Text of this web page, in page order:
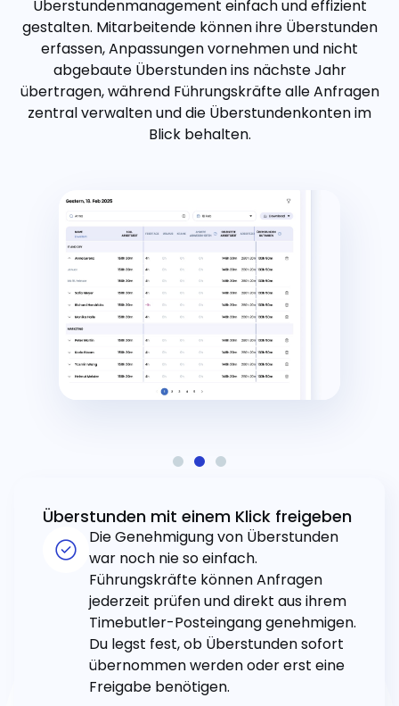
Überstundenmanagement einfach und effizient
gestalten. Mitarbeitende können ihre Überstunden
erfassen, Anpassungen vornehmen und nicht
abgebaute Überstunden ins nächste Jahr
übertragen, während Führungskräfte alle Anfragen
zentral verwalten und die Überstundenkonten im
Blick behalten.
Überstunden mit einem Klick freigeben
Die Genehmigung von Überstunden
war noch nie so einfach.
Führungskräfte können Anfragen
jederzeit prüfen und direkt aus ihrem
Timebutler-Posteingang genehmigen.
Du legst fest, ob Überstunden sofort
übernommen werden oder erst eine
Freigabe benötigen.